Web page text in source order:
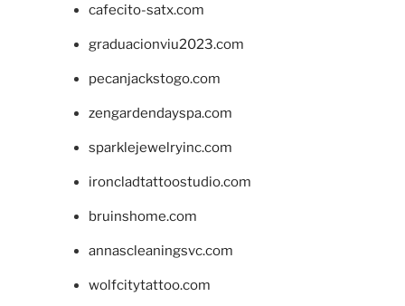
cafecito-satx.com
graduacionviu2023.com
pecanjackstogo.com
zengardendayspa.com
sparklejewelryinc.com
ironcladtattoostudio.com
bruinshome.com
annascleaningsvc.com
wolfcitytattoo.com